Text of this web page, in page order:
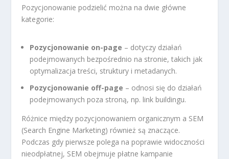
Pozycjonowanie podzielić można na dwie główne
kategorie:
Pozycjonowanie on-page – dotyczy działań
podejmowanych bezpośrednio na stronie, takich jak
optymalizacja treści, struktury i metadanych.
Pozycjonowanie off-page – odnosi się do działań
podejmowanych poza stroną, np. link buildingu.
Różnice między pozycjonowaniem organicznym a SEM
(Search Engine Marketing) również są znaczące.
Podczas gdy pierwsze polega na poprawie widoczności
nieodpłatnej, SEM obejmuje płatne kampanie